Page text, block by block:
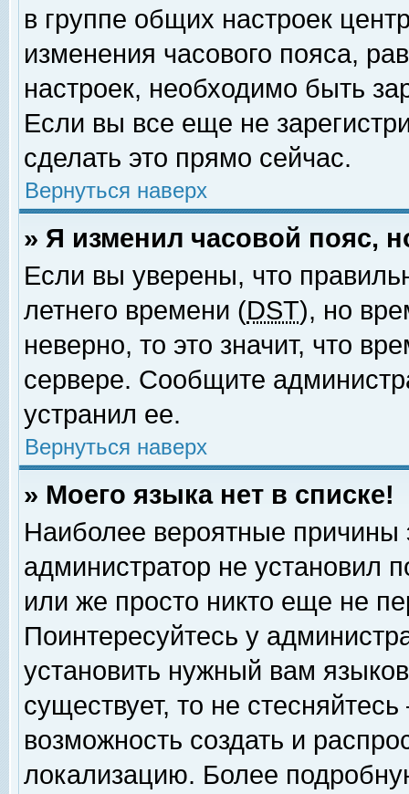
в группе общих настроек
изменения часового пояса,
настроек, необходимо быть
Если вы все еще не
сделать это прямо сейчас.
Вернуться наверх
» Я изменил часовой пояс,
Если вы уверены, что
летнего времени (DST), но
неверно, то это значит, что
сервере. Сообщите
устранил ее.
Вернуться наверх
» Моего языка нет в списке!
Наиболее вероятные причины
администратор не установил
или же просто никто еще не
Поинтересуйтесь у
установить нужный вам
существует, то не
возможность создать и
локализацию. Более